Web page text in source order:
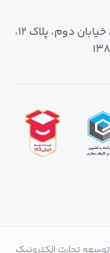
تهران، محله شهرک استقلال، خیابان دکتر عبیدی، خیابان دوم، پلاک 12،